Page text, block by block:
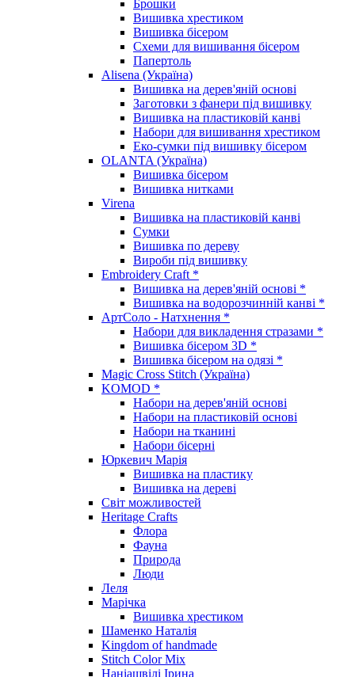
Брошки
Вишивка хрестиком
Вишивка бісером
Схеми для вишивання бісером
Папертоль
Alisena (Україна)
Вишивка на дерев'яній основі
Заготовки з фанери під вишивку
Вишивка на пластиковій канві
Набори для вишивання хрестиком
Еко-сумки під вишивку бісером
OLANTA (Україна)
Вишивка бісером
Вишивка нитками
Virena
Вишивка на пластиковій канві
Сумки
Вишивка по дереву
Вироби під вишивку
Embroidery Craft *
Вишивка на дерев'яній основі *
Вишивка на водорозчинній канві *
АртСоло - Натхнення *
Набори для викладення стразами *
Вишивка бісером 3D *
Вишивка бісером на одязі *
Magic Cross Stitch (Україна)
KOMOD *
Набори на дерев'яній основі
Набори на пластиковій основі
Набори на тканині
Набори бісерні
Юркевич Марія
Вишивка на пластику
Вишивка на дереві
Світ можливостей
Heritage Crafts
Флора
Фауна
Природа
Люди
Леля
Марічка
Вишивка хрестиком
Шаменко Наталія
Kingdom of handmade
Stitch Color Mix
Наніашвілі Ірина